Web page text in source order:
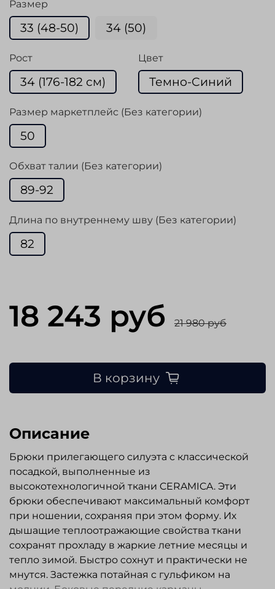
Размер
33 (48-50) 34 (50)
Рост
34 (176-182 см)
Цвет
Темно-Синий
Размер маркетплейс (Без категории)
50
Обхват талии (Без категории)
89-92
Длина по внутреннему шву (Без категории)
82
18 243 руб 21 980 руб
В корзину
Описание
Брюки прилегающего силуэта с классической
посадкой, выполненные из
высокотехнологичной ткани CERAMICA. Эти
брюки обеспечивают максимальный комфорт
при ношении, сохраняя при этом форму. Их
дышащие теплоотражающие свойства ткани
сохранят прохладу в жаркие летние месяцы и
тепло зимой. Быстро сохнут и практически не
мнутся. Застежка потайная с гульфиком на